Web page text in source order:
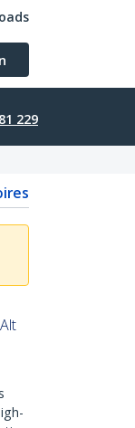
229